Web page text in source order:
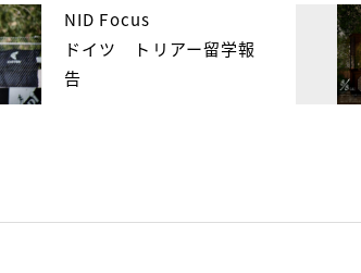
NID Focus
ドイツ トリアー留学報
告